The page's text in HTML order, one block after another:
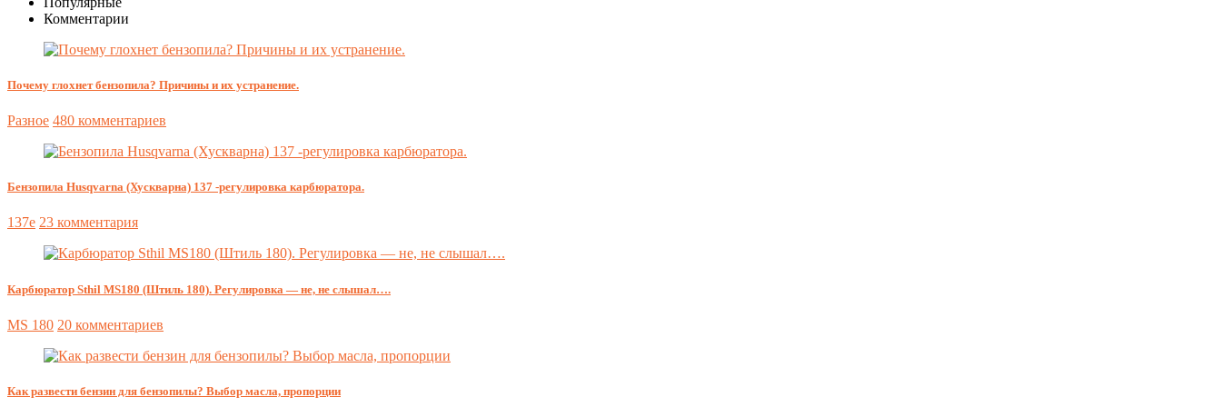
Комментарии
Почему глохнет бензопила? Причины и их устранение.
Разное 480 комментариев
Бензопила Husqvarna (Хускварна) 137 -регулировка карбюратора.
137e 23 комментария
Карбюратор Sthil MS180 (Штиль 180). Регулировка — не, не слышал….
MS 180 20 комментариев
Как развести бензин для бензопилы? Выбор масла, пропорции